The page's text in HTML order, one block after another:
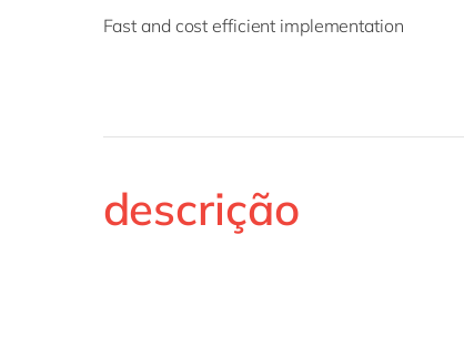
Fast and cost efficient implementation
descrição